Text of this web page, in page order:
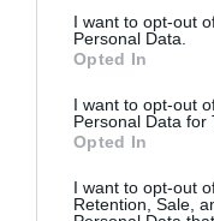
I want to opt-out
Personal Data.
Opted In
I want to opt-out
Personal Data for
Opted In
I want to opt-out
Retention, Sale,
Δείτε αυτή